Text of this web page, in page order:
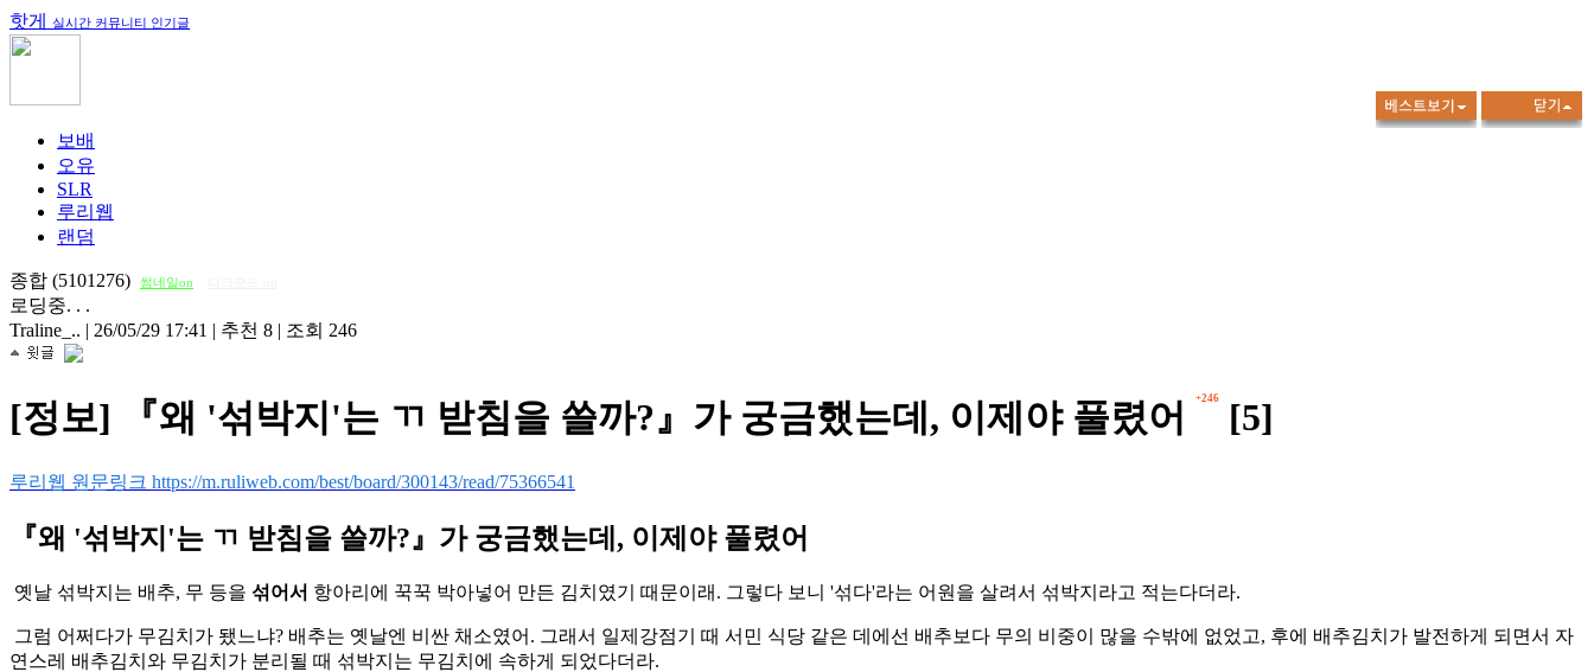
핫게 실시간 커뮤니티 인기글
보배
오유
SLR
루리웹
랜덤
종합 (5101276) 썸네일on
로딩중. . .
Traline_.. | 26/05/29 17:41 | 추천 8 | 조회 246
[정보] 『왜 '섞박지'는 ㄲ 받침을 쓸까?』가 궁금했는데, 이제야 풀렸어 +246 [5]
루리웹 원문링크 https://m.ruliweb.com/best/board/300143/read/75366541
『왜 '섞박지'는 ㄲ 받침을 쓸까?』가 궁금했는데, 이제야 풀렸어
옛날 섞박지는 배추, 무 등을 섞어서 항아리에 꾹꾹 박아넣어 만든 김치였기 때문이래. 그렇다 보니 '섞다'라는 어원을 살려서 섞박지라고 적는다더라.
그럼 어쩌다가 무김치가 됐느냐? 배추는 옛날엔 비싼 채소였어. 그래서 일제강점기 때 서민 식당 같은 데에선 배추보다 무의 비중이 많을 수밖에 없었고, 후에 배추김치가 발전하게 되면서 자
연스레 배추김치와 무김치가 분리될 때 섞박지는 무김치에 속하게 되었다더라.